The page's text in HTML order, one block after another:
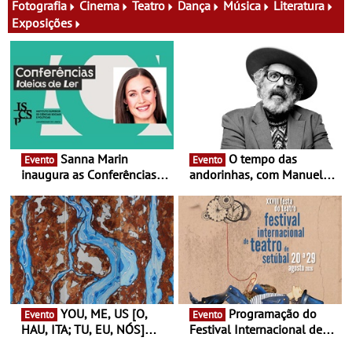
Fotografia Cinema Teatro Dança Música
Literatura
Exposições
Evento
inaugura as Conferências
Antiga primeira-ministra da
Finlândia é a convidada da
primeira edição do novo
ciclo de debates dedicado
aos grandes temas do
nosso tempo
Evento
andorinhas, com Manuel
Atum - Concerto
performance na MAAT
Gallery a 3 de Setembro,
19:30
Evento
HAU, ITA; TU, EU, NÓS]
Evento
Festival Internacional de